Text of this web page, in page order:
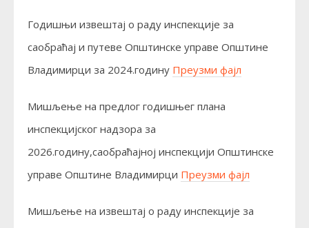
Годишњи извештај о раду инспекције за
саобраћај и путеве Општинске управе Општине
Владимирци за 2024.годину Преузми фајл
Мишљење на предлог годишњег плана
инспекцијског надзора за
2026.годину,саобраћајној инспекцији Општинске
управе Општине Владимирци Преузми фајл
Мишљење на извештај о раду инспекције за